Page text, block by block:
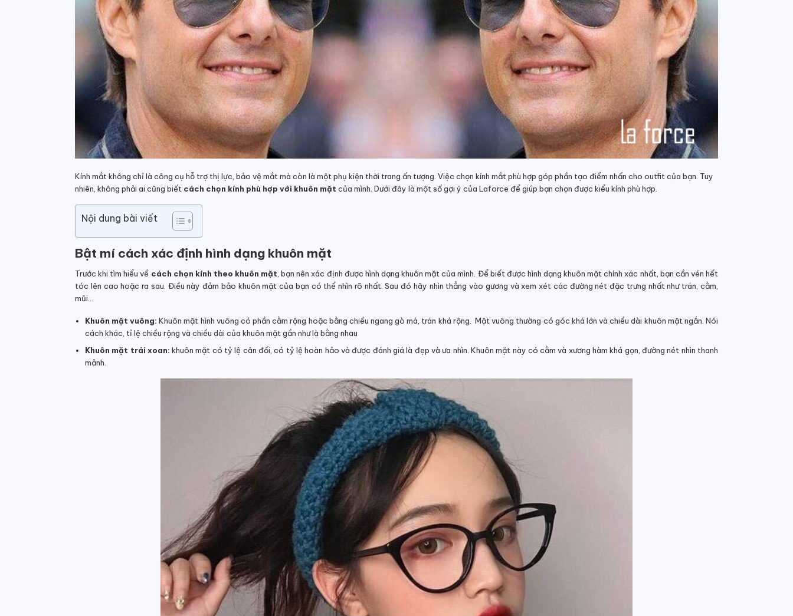
Kính mắt không chỉ là công cụ hỗ trợ thị lực, bảo vệ mắt mà còn là một phụ kiện thời trang ấn tượng. Việc chọn kính mắt phù hợp góp phần tạo điểm nhấn cho outfit của bạn. Tuy
nhiên, không phải ai cũng biết cách chọn kính phù hợp với khuôn mặt của mình. Dưới đây là một số gợi ý của Laforce để giúp bạn chọn được kiểu kính phù hợp.
Nội dung bài viết
Bật mí cách xác định hình dạng khuôn mặt
Trước khi tìm hiểu về cách chọn kính theo khuôn mặt , bạn nên xác định được hình dạng khuôn mặt của mình. Để biết được hình dạng khuôn mặt chính xác nhất, bạn cần vén hết
tóc lên cao hoặc ra sau. Điều này đảm bảo khuôn mặt của bạn có thể nhìn rõ nhất. Sau đó hãy nhìn thẳng vào gương và xem xét các đường nét đặc trưng nhất như trán, cằm,
mũi…
Khuôn mặt vuông:Khuôn mặt hình vuông có phần cằm rộng hoặc bằng chiều ngang gò má, trán khá rộng. Mặt vuông thường có góc khá lớn và chiều dài khuôn mặt ngắn . Nói
cách khác, tỉ lệ chiều rộng và chiều dài của khuôn mặt gần như là bằng nhau
Khuôn mặt trái xoan:khuôn mặt có tỷ lệ cân đối, có tỷ lệ hoàn hảo và được đánh giá là đẹp và ưa nhìn. Khuôn mặt này có cằm và xương hàm khá gọn, đường nét nhìn thanh
mảnh.